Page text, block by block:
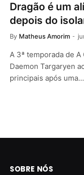
Dragão é um
depois do
By Matheus Amorim
A 3ª temporada de
Daemon Targaryen
principais após uma…
SOBRE NÓS